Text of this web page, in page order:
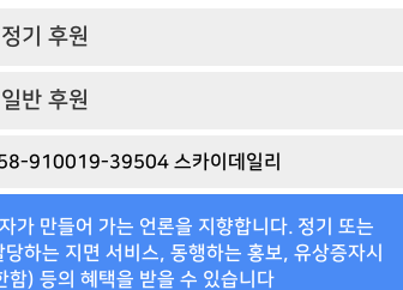
정기 후원
일반 후원
910019-39504 스카이데일리
가 만들어 가는 언론을 지향합니다. 정기 또는
하는 지면 서비스, 동행하는 홍보, 유상증자시
함) 등의 혜택을 받을 수 있습니다